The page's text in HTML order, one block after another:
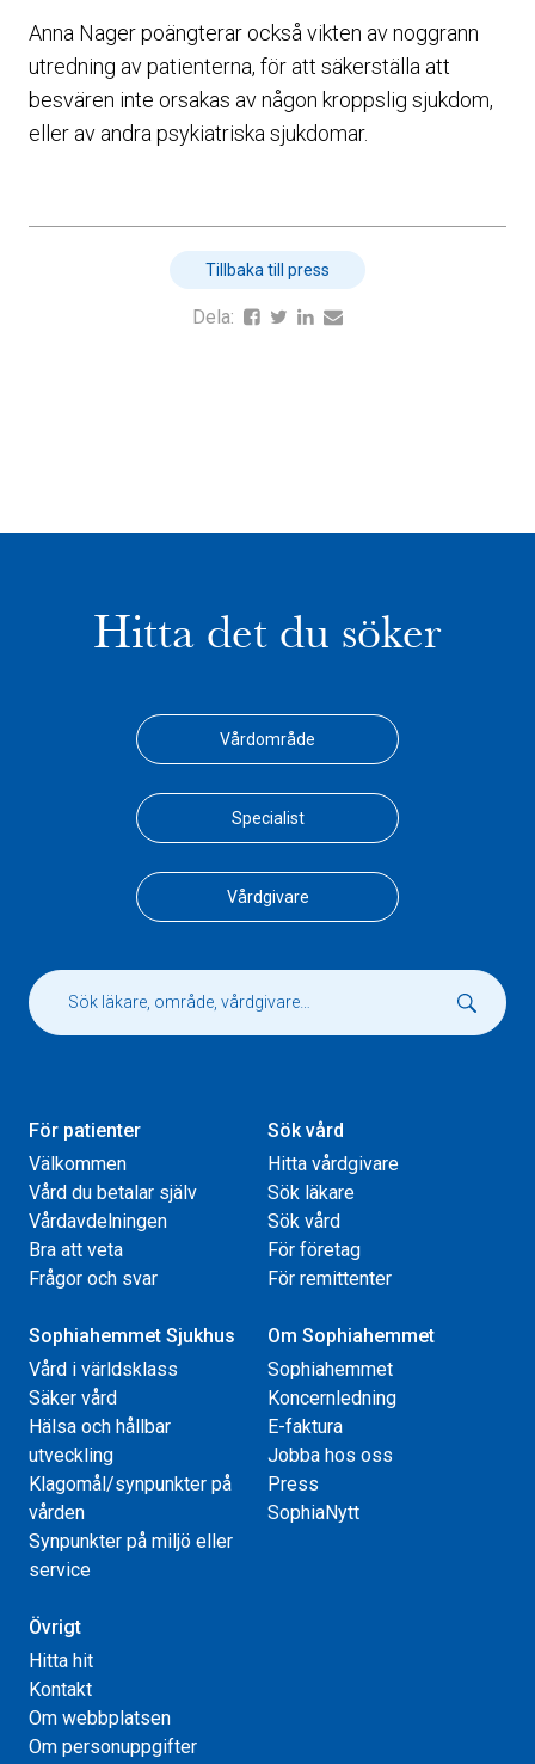
Anna Nager poängterar också vikten av noggrann
utredning av patienterna, för att säkerställa att
besvären inte orsakas av någon kroppslig sjukdom,
eller av andra psykiatriska sjukdomar.
Tillbaka till press
Dela:
Hitta det du söker
Vårdområde
Specialist
Vårdgivare
För patienter
Välkommen
Vård du betalar själv
Vårdavdelningen
Bra att veta
Frågor och svar
Sök vård
Hitta vårdgivare
Sök läkare
Sök vård
För företag
För remittenter
Sophiahemmet Sjukhus
Vård i världsklass
Säker vård
Hälsa och hållbar
utveckling
Klagomål/synpunkter på
vården
Synpunkter på miljö eller
service
Om Sophiahemmet
Sophiahemmet
Koncernledning
E-faktura
Jobba hos oss
Press
SophiaNytt
Övrigt
Hitta hit
Kontakt
Om webbplatsen
Om personuppgifter